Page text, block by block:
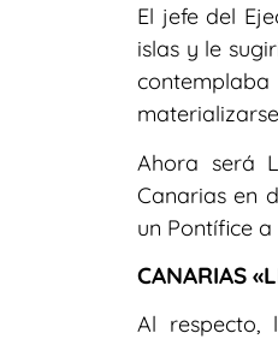
El jefe del
islas y le
Ahora será
Canarias en
un Pontífice a
CANARIAS
Al respecto,